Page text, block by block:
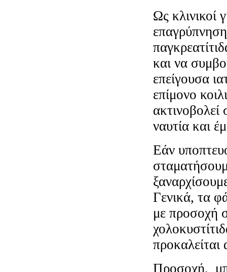
Ως κλινικοί
και να
επείγουσα
επίμονο
ναυτία και
Εάν
Γενικά, τα
με προσοχή
Προσοχή,